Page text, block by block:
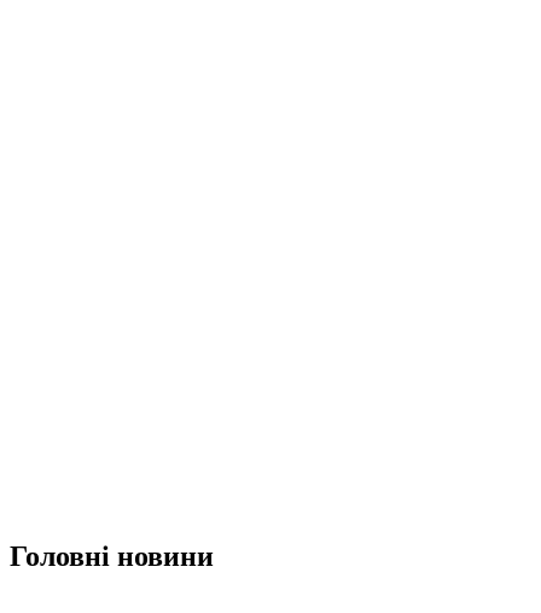
Головні новини